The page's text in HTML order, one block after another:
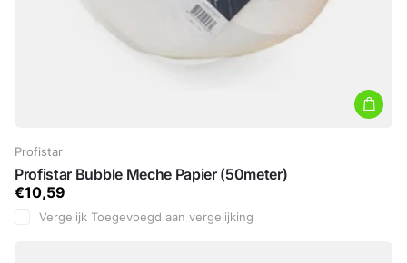
Profistar
Profistar Bubble Meche Papier (50meter)
€10,59
Vergelijk Toegevoegd aan vergelijking